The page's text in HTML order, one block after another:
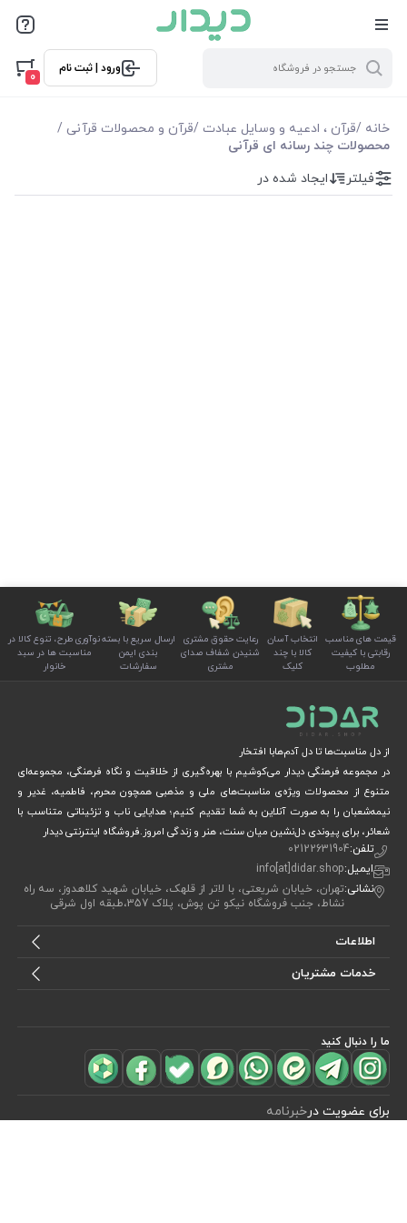
ورود | ثبت نام
0
خانه /قرآن ، ادعیه و وسایل عبادت /قرآن و محصولات قرآنی /
محصولات چند رسانه ای قرآنی
فیلترها
موجودی
مشاهده محصولات(0)
فیلتر ایجاد شده در
قیمت های مناسب
رقابتی با کیفیت
مطلوب
انتخاب آسان
کالا با چند
کلیک
رعایت حقوق مشتری
شنیدن شفاف صدای
مشتری
ارسال سریع با بسته
بندی ایمن
سفارشات
نوآوری طرح، تنوع کالا در
مناسبت ها در سبد
خانوار
از دل مناسبت‌ها تا دل آدم‌هابا افتخار
در مجموعه فرهنگی دیدار می‌کوشیم با بهره‌گیری از خلاقیت و نگاه فرهنگی، مجموعه‌ای
متنوع از محصولات ویژه‌ی مناسبت‌های ملی و مذهبی همچون محرم، فاطمیه، غدیر و
نیمه‌شعبان را به صورت آنلاین به شما تقدیم کنیم؛ هدایایی ناب و تزئیناتی متناسب با
شعائر، برای پیوندی دل‌نشین میان سنت، هنر و زندگی امروز.فروشگاه اینترنتی دیدار
تلفن:02122631904
ایمیل:info[at]didar.shop
نشانی:تهران، خیابان شریعتی، با لاتر از قلهک، خیابان شهید کلاهدوز، سه راه
نشاط، جنب فروشگاه نیکو تن پوش، پلاک 357،طبقه اول شرقی
اطلاعات
خدمات مشتریان
ما را دنبال کنید
برای عضویت درخبرنامه